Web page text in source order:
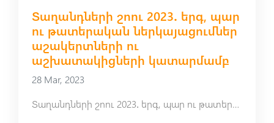
Տաղանդների շոու 2023․ երգ, պար
ու թատերական ներկայացումներ
աշակերտների ու
աշխատակիցների կատարմամբ
28 Mar, 2023
Տաղանդների շոու 2023․ երգ, պար ու թատերական ներկայացումներ աշակերտների ու աշխատակիցների կատարմամբ